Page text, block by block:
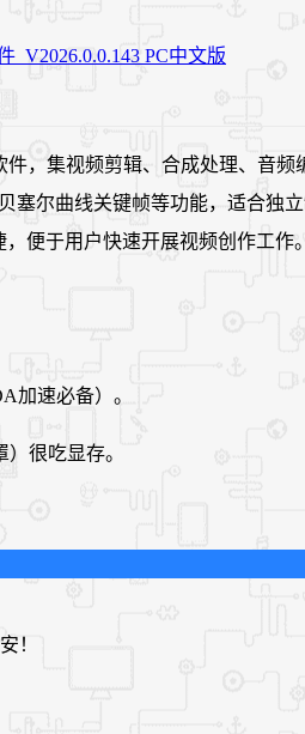
件，集视频剪辑、合成处理、音
塞尔曲线关键帧等功能，适合
便于用户快速开展视频创作工作。
加速必备）。
很吃显存。
！